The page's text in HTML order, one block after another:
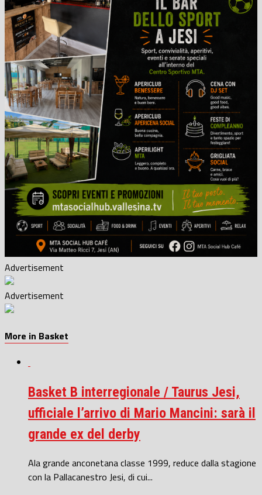
Advertisement
Advertisement
More in Basket
Basket B interregionale / Taurus Jesi,
ufficiale l’arrivo di Mario Mancini: sarà il
grande ex del derby
Ala grande anconetana classe 1999, reduce dalla stagione
con la Pallacanestro Jesi, di cui...